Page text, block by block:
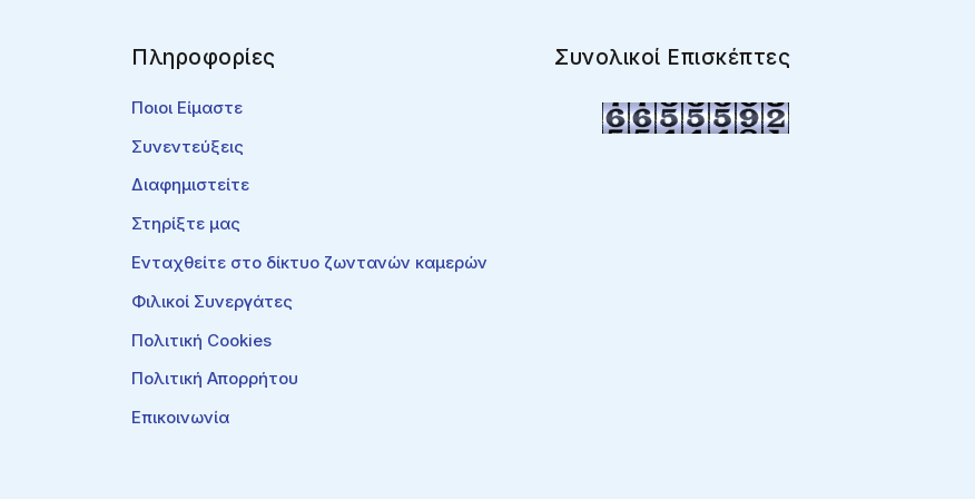
Πληροφορίες
Ποιοι Είμαστε
Συνεντεύξεις
Διαφημιστείτε
Στηρίξτε μας
Ενταχθείτε στο δίκτυο ζωντανών καμερών
Φιλικοί Συνεργάτες
Πολιτική Cookies
Πολιτική Απορρήτου
Επικοινωνία
Συνολικοί Επισκέπτες